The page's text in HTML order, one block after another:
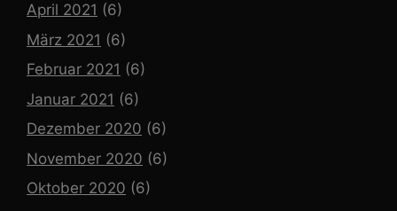
April 2021 (6)
März 2021 (6)
Februar 2021 (6)
Januar 2021 (6)
Dezember 2020 (6)
November 2020 (6)
Oktober 2020 (6)